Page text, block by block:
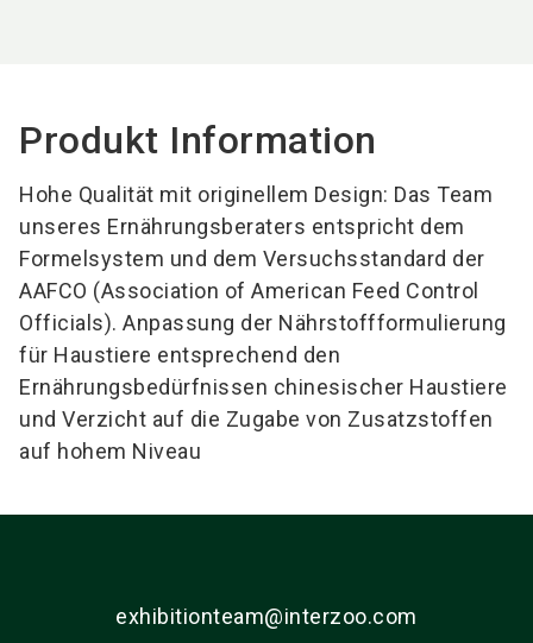
Produkt Information
Hohe Qualität mit originellem Design: Das Team
unseres Ernährungsberaters entspricht dem
Formelsystem und dem Versuchsstandard der
AAFCO (Association of American Feed Control
Officials). Anpassung der Nährstoffformulierung
für Haustiere entsprechend den
Ernährungsbedürfnissen chinesischer Haustiere
und Verzicht auf die Zugabe von Zusatzstoffen
auf hohem Niveau
exhibitionteam@interzoo.com